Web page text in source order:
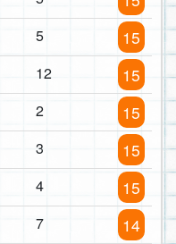
5 15
12 15
2 15
3 15
4 15
7 14